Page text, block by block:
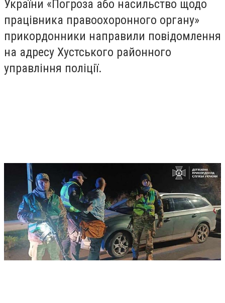
України «Погроза або насильство щодо
працівника правоохоронного органу»
прикордонники направили повідомлення
на адресу Хустського районного
управління поліції.